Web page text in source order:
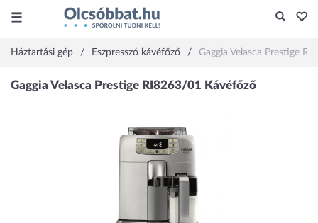
Háztartási gép Eszpresszó kávéfőző Gaggia Velasca Prestige